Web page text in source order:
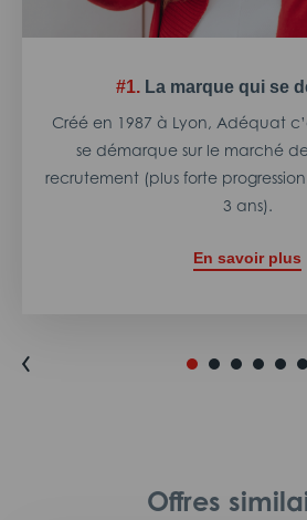
#1. La marque qui se
Créé en 1987 à Lyon, Adéquat
se démarque sur le marché
recrutement (plus forte
3 ans).
En savoir plus
Offres